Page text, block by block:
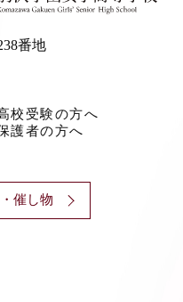
番地
校受験の方へ
護者の方へ
催し物